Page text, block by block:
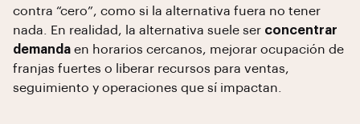
contra “cero”, como si la alternativa fuera no tener
nada. En realidad, la alternativa suele ser concentrar
demanda en horarios cercanos, mejorar ocupación de
franjas fuertes o liberar recursos para ventas,
seguimiento y operaciones que sí impactan.